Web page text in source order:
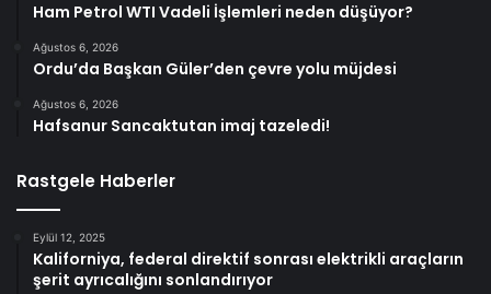
Ham Petrol WTI Vadeli İşlemleri neden düşüyor?
Ağustos 6, 2026
Ordu’da Başkan Güler’den çevre yolu müjdesi
Ağustos 6, 2026
Hafsanur Sancaktutan imaj tazeledi!
Rastgele Haberler
Eylül 12, 2025
Kaliforniya, federal direktif sonrası elektrikli araçların
şerit ayrıcalığını sonlandırıyor